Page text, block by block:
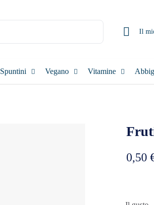
Il
Spuntini Vegano Vitamine
0,50